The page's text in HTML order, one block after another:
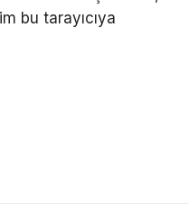
bu tarayıcıya